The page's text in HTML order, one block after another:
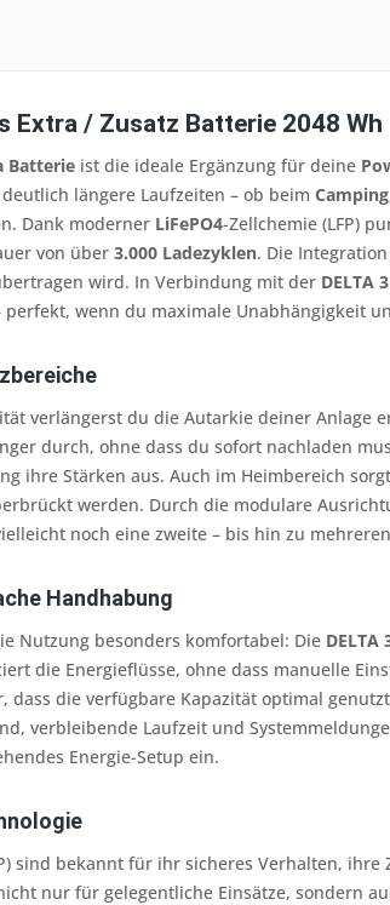
Extra / Zusatz Batterie 2048 Wh
Batterie ist die ideale Ergänzung für deine
längere Laufzeiten – ob beim Camping
Dank moderner LiFePO4-Zellchemie (LFP)
von über 3.000 Ladezyklen. Die
wird. In Verbindung mit der DELTA
perfekt, wenn du maximale Unabhängigkeit
verlängerst du die Autarkie deiner Anlage
durch, ohne dass du sofort nachladen
ihre Stärken aus. Auch im Heimbereich
werden. Durch die modulare
noch eine zweite – bis hin zu
Handhabung
Nutzung besonders komfortabel: Die DELTA
die Energieflüsse, ohne dass manuelle
dass die verfügbare Kapazität optimal
verbleibende Laufzeit und
Energie-Setup ein.
sind bekannt für ihr sicheres Verhalten,
nur für gelegentliche Einsätze, sondern